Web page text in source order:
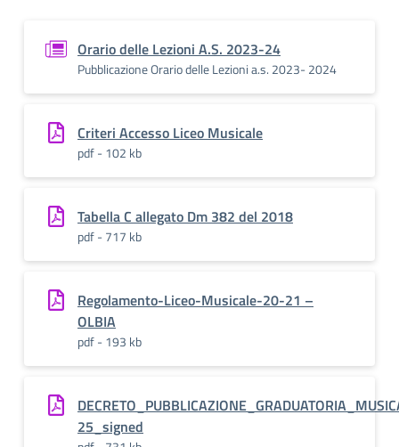
Orario delle Lezioni A.S. 2023-24
Pubblicazione Orario delle Lezioni a.s. 2023- 2024
Criteri Accesso Liceo Musicale
pdf - 102 kb
Tabella C allegato Dm 382 del 2018
pdf - 717 kb
Regolamento-Liceo-Musicale-20-21 –
OLBIA
pdf - 193 kb
25_signed